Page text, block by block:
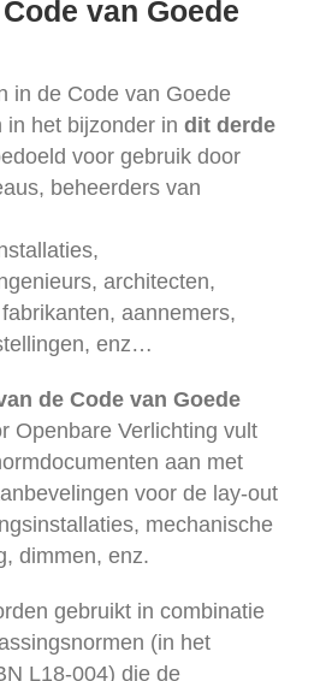
van Goede
in de Code van Goede
in het bijzonder in dit derde
voor gebruik door
beheerders van
architecten,
aannemers,
enz…
de Code van Goede
Openbare Verlichting vult
aan met
voor de lay-out
mechanische
dimmen, enz.
gebruikt in combinatie
(in het
L18-004) die de